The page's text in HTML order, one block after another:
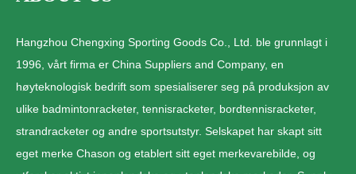
Hangzhou Chengxing Sporting Goods Co., Ltd. ble grunnlagt i
1996, vårt firma er China Suppliers and Company, en
høyteknologisk bedrift som spesialiserer seg på produksjon av
ulike badmintonracketer, tennisracketer, bordtennisracketer,
strandracketer og andre sportsutstyr. Selskapet har skapt sitt
eget merke Chason og etablert sitt eget merkevarebilde, og